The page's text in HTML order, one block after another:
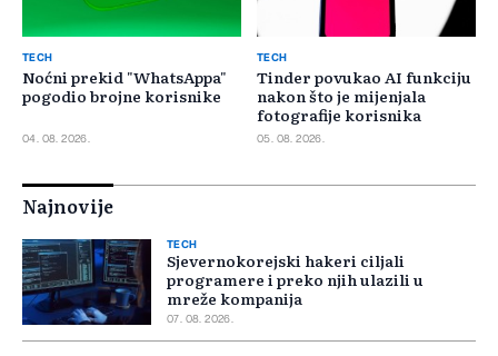
TECH
Noćni prekid "WhatsAppa"
pogodio brojne korisnike
04. 08. 2026.
TECH
Tinder povukao AI funkciju
nakon što je mijenjala
fotografije korisnika
05. 08. 2026.
Najnovije
TECH
Sjevernokorejski hakeri ciljali
programere i preko njih ulazili u
mreže kompanija
07. 08. 2026.